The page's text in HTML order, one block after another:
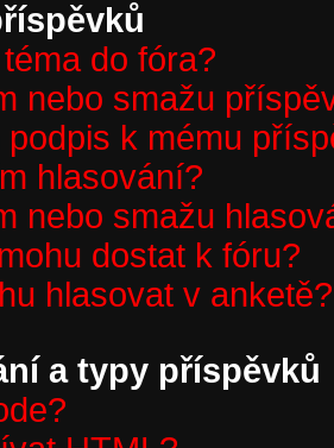
do fóra?
nebo smažu
k mému
hlasování?
nebo smažu
dostat k fóru?
hlasovat v anketě?
a typy příspěvků